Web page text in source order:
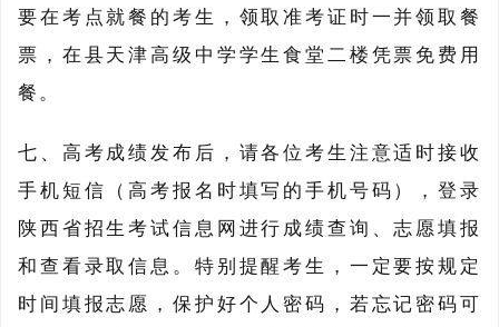
要在考点就餐的考生，领取准考证时一并领取餐
票，在县天津高级中学学生食堂二楼凭票免费用
餐。
七、高考成绩发布后，请各位考生注意适时接收
手机短信（高考报名时填写的手机号码），登录
陕西省招生考试信息网进行成绩查询、志愿填报
和查看录取信息。特别提醒考生，一定要按规定
时间填报志愿，保护好个人密码，若忘记密码可